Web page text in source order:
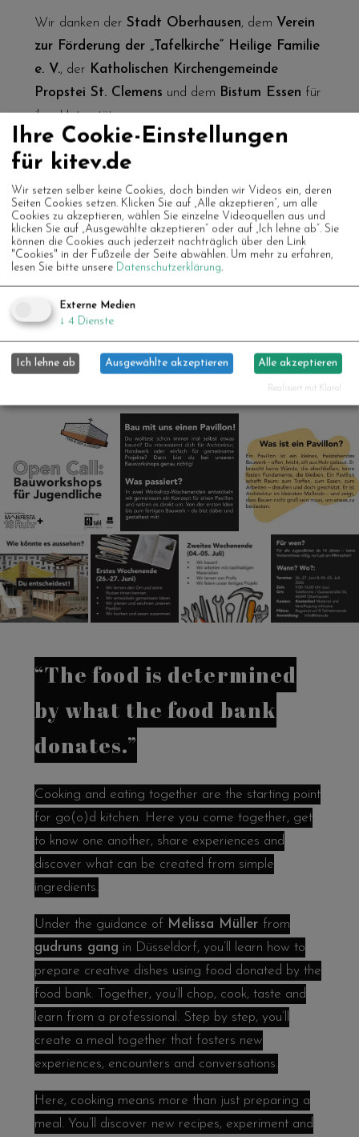
Wir danken der Stadt Oberhausen, dem Verein
zur Förderung der „Tafelkirche“ Heilige Familie
e. V., der Katholischen Kirchengemeinde
Propstei St. Clemens und dem Bistum Essen für
ihre Unterstützung.
Die während des Projekts sichtbaren Elemente der
Unterstützung vonUrbane Künste Ruhr. Sie sind
Teil des Projekts„Healing Complex“ (2018–
ongoing), initiiert von der Künstlerin Irena
Haiduk.
Urbane Künste Ruhr
Ministerium für Kultur und Wissenschaft des
Landes Nordrhein-Westfalenund vom
Regionalverband Ruhr.
“The food is determined
by what the food bank
donates.”
Cooking and eating together are the starting point
for go(o)d kitchen. Here you come together, get
to know one another, share experiences and
discover what can be created from simple
ingredients.
Under the guidance of Melissa Müller from
gudruns gang in Düsseldorf, you’ll learn how to
prepare creative dishes using food donated by the
food bank. Together, you’ll chop, cook, taste and
learn from a professional. Step by step, you’ll
create a meal together that fosters new
experiences, encounters and conversations.
Here, cooking means more than just preparing a
meal. You’ll discover new recipes, experiment and
Ihre Cookie-Einstellungen
für kitev.de
Wir setzen selber keine Cookies, doch binden wir Videos ein, deren
Seiten Cookies setzen. Klicken Sie auf „Alle akzeptieren“, um alle
Cookies zu akzeptieren, wählen Sie einzelne Videoquellen aus und
klicken Sie auf „Ausgewählte akzeptieren“ oder auf „Ich lehne ab“. Sie
können die Cookies auch jederzeit nachträglich über den Link
"Cookies" in der Fußzeile der Seite abwählen. Um mehr zu erfahren,
lesen Sie bitte unsere Datenschutzerklärung.
Externe Medien
↓ 4 Dienste
Ich lehne ab Ausgewählte akzeptieren Alle akzeptieren
Realisiert mit Klaro!